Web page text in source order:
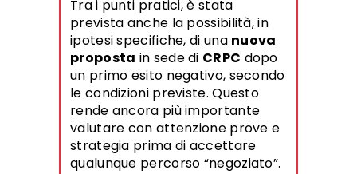
Tra i punti pratici, è stata
prevista anche la possibilità, in
ipotesi specifiche, di una nuova
proposta in sede di CRPC dopo
un primo esito negativo, secondo
le condizioni previste. Questo
rende ancora più importante
valutare con attenzione prove e
strategia prima di accettare
qualunque percorso “negoziato”.